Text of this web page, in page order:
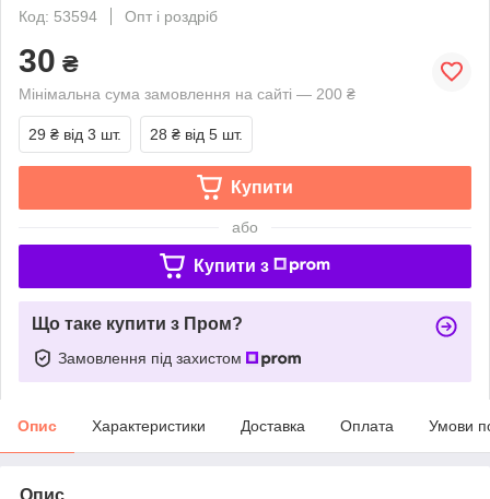
Код: 53594
Опт і роздріб
30 ₴
Мінімальна сума замовлення на сайті — 200 ₴
29 ₴ від 3 шт. 28 ₴ від 5 шт.
Купити
або
Купити з
Що таке купити з Пром?
Замовлення під захистом
Опис Характеристики Доставка Оплата Умови
Опис